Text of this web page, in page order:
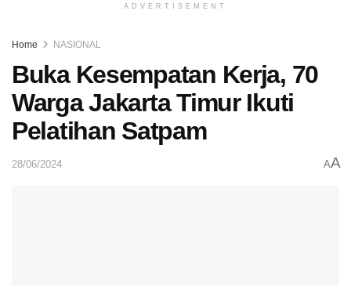
ADVERTISEMENT
Home NASIONAL
Buka Kesempatan Kerja, 70
Warga Jakarta Timur Ikuti
Pelatihan Satpam
28/06/2024 AA